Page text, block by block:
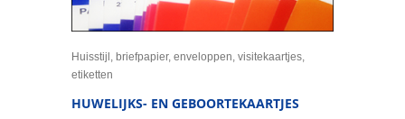
Huisstijl, briefpapier, enveloppen, visitekaartjes,
etiketten
HUWELIJKS- EN GEBOORTEKAARTJES